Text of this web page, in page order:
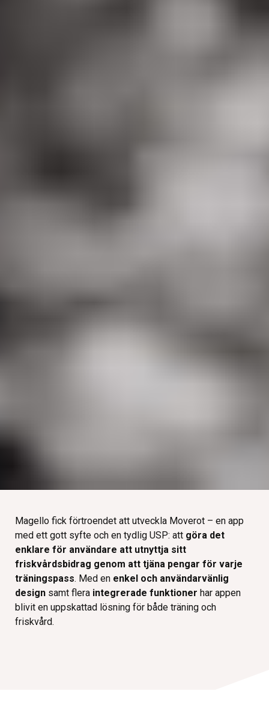
Magello fick förtroendet att utveckla Moverot – en app
med ett gott syfte och en tydlig USP: att göra det
enklare för användare att utnyttja sitt
friskvårdsbidrag genom att tjäna pengar för varje
träningspass. Med en enkel och användarvänlig
design samt flera integrerade funktioner har appen
blivit en uppskattad lösning för både träning och
friskvård.